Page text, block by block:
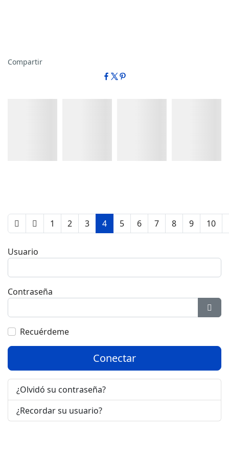
Compartir
1 2 3 4 5 6 7 8 9 10
Usuario
Contraseña
Recuérdeme
Conectar
¿Olvidó su contraseña?
¿Recordar su usuario?